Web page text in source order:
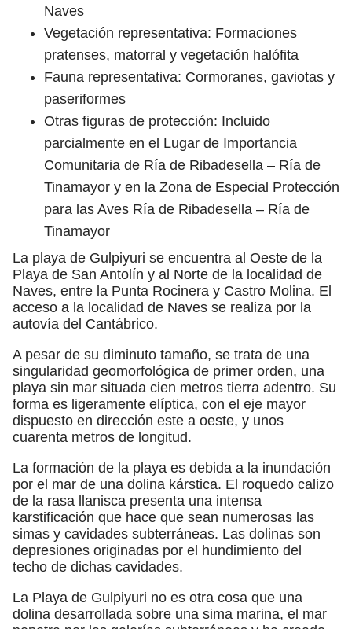
Naves
Vegetación representativa: Formaciones
pratenses, matorral y vegetación halófita
Fauna representativa: Cormoranes, gaviotas y
paseriformes
Otras figuras de protección: Incluido
parcialmente en el Lugar de Importancia
Comunitaria de Ría de Ribadesella – Ría de
Tinamayor y en la Zona de Especial Protección
para las Aves Ría de Ribadesella – Ría de
Tinamayor
La playa de Gulpiyuri se encuentra al Oeste de la
Playa de San Antolín y al Norte de la localidad de
Naves, entre la Punta Rocinera y Castro Molina. El
acceso a la localidad de Naves se realiza por la
autovía del Cantábrico.
A pesar de su diminuto tamaño, se trata de una
singularidad geomorfológica de primer orden, una
playa sin mar situada cien metros tierra adentro. Su
forma es ligeramente elíptica, con el eje mayor
dispuesto en dirección este a oeste, y unos
cuarenta metros de longitud.
La formación de la playa es debida a la inundación
por el mar de una dolina kárstica. El roquedo calizo
de la rasa llanisca presenta una intensa
karstificación que hace que sean numerosas las
simas y cavidades subterráneas. Las dolinas son
depresiones originadas por el hundimiento del
techo de dichas cavidades.
La Playa de Gulpiyuri no es otra cosa que una
dolina desarrollada sobre una sima marina, el mar